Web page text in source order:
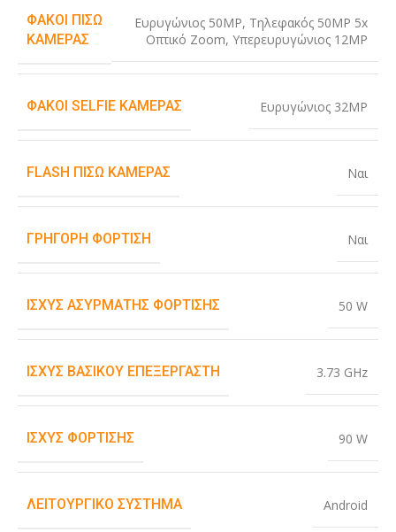
ΦΑΚΟΊ ΠΊΣΩ
ΚΆΜΕΡΑΣ
Ευρυγώνιος 50MP, Τηλεφακός 50MP 5x
Οπτικό Zoom, Υπερευρυγώνιος 12MP
ΦΑΚΟΊ SELFIE ΚΆΜΕΡΑΣ Ευρυγώνιος 32MP
FLASH ΠΊΣΩ ΚΆΜΕΡΑΣ Ναι
ΓΡΉΓΟΡΗ ΦΌΡΤΙΣΗ Ναι
ΙΣΧΎΣ ΑΣΎΡΜΑΤΗΣ ΦΌΡΤΙΣΗΣ 50 W
ΙΣΧΎΣ ΒΑΣΙΚΟΎ ΕΠΕΞΕΡΓΑΣΤΉ 3.73 GHz
ΙΣΧΎΣ ΦΌΡΤΙΣΗΣ 90 W
ΛΕΙΤΟΥΡΓΙΚΌ ΣΎΣΤΗΜΑ Android